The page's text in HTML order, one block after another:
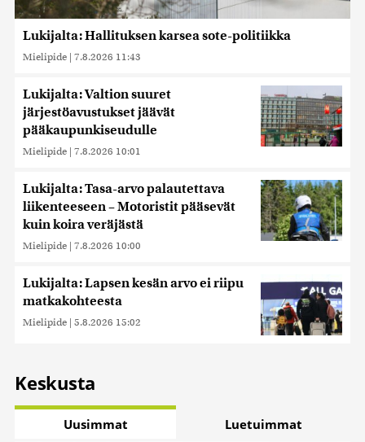
Lukijalta: Hallituksen karsea sote-politiikka
Mielipide | 7.8.2026 11:43
Lukijalta: Valtion suuret
järjestöavustukset jäävät
pääkaupunkiseudulle
Mielipide | 7.8.2026 10:01
Lukijalta: Tasa-arvo palautettava
liikenteeseen – Motoristit pääsevät
kuin koira veräjästä
Mielipide | 7.8.2026 10:00
Lukijalta: Lapsen kesän arvo ei riipu
matkakohteesta
Mielipide | 5.8.2026 15:02
Keskusta
Uusimmat Luetuimmat